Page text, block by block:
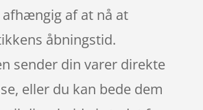
af at nå at
åbningstid.
sender din varer direkte
eller du kan bede dem